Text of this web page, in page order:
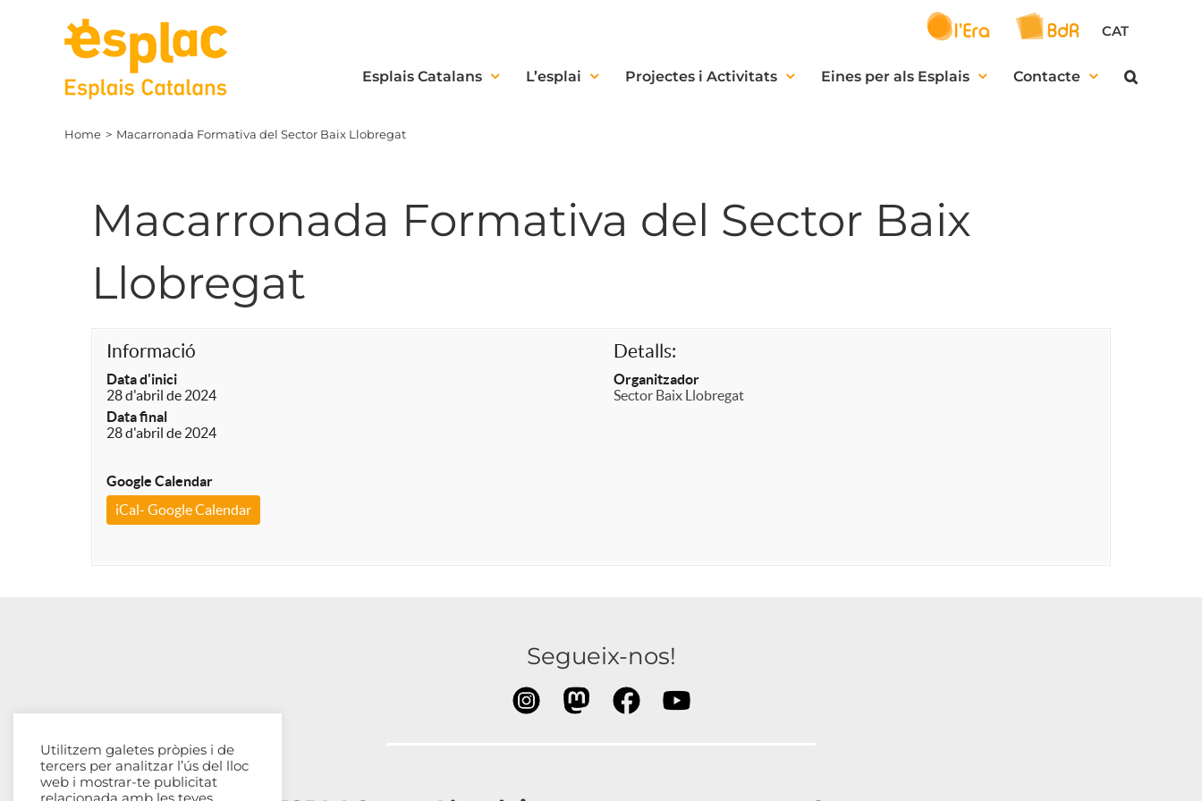
CAT
Esplais Catalans L’esplai Projectes i Activitats Eines per als Esplais Contacte
Home Macarronada Formativa del Sector Baix Llobregat
Macarronada Formativa del Sector Baix
Llobregat
Informació
Data d'inici
28 d'abril de 2024
Data final
28 d'abril de 2024
Google Calendar
iCal- Google Calendar
Detalls:
Organitzador
Sector Baix Llobregat
Segueix-nos!
Utilitzem galetes pròpies i de
tercers per analitzar l’ús del lloc
web i mostrar-te publicitat